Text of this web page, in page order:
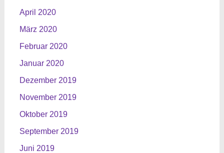
April 2020
März 2020
Februar 2020
Januar 2020
Dezember 2019
November 2019
Oktober 2019
September 2019
Juni 2019